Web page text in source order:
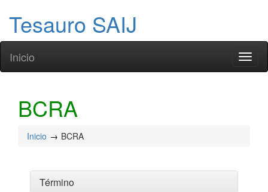
Tesauro SAIJ
Inicio
BCRA
Inicio BCRA
Término